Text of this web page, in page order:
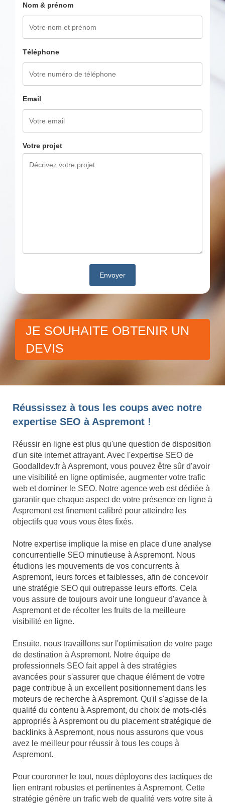
Nom & prénom
Téléphone
Email
Votre projet
JE SOUHAITE OBTENIR UN
DEVIS
Réussissez à tous les coups avec notre
expertise SEO à Aspremont !
Réussir en ligne est plus qu'une question de disposition
d'un site internet attrayant. Avec l'expertise SEO de
Goodalldev.fr à Aspremont, vous pouvez être sûr d'avoir
une visibilité en ligne optimisée, augmenter votre trafic
web et dominer le SEO. Notre agence web est dédiée à
garantir que chaque aspect de votre présence en ligne à
Aspremont est finement calibré pour atteindre les
objectifs que vous vous êtes fixés.
Notre expertise implique la mise en place d'une analyse
concurrentielle SEO minutieuse à Aspremont. Nous
étudions les mouvements de vos concurrents à
Aspremont, leurs forces et faiblesses, afin de concevoir
une stratégie SEO qui outrepasse leurs efforts. Cela
vous assure de toujours avoir une longueur d'avance à
Aspremont et de récolter les fruits de la meilleure
visibilité en ligne.
Ensuite, nous travaillons sur l'optimisation de votre page
de destination à Aspremont. Notre équipe de
professionnels SEO fait appel à des stratégies
avancées pour s'assurer que chaque élément de votre
page contribue à un excellent positionnement dans les
moteurs de recherche à Aspremont. Qu'il s'agisse de la
qualité du contenu à Aspremont, du choix de mots-clés
appropriés à Aspremont ou du placement stratégique de
backlinks à Aspremont, nous nous assurons que vous
avez le meilleur pour réussir à tous les coups à
Aspremont.
Pour couronner le tout, nous déployons des tactiques de
lien entrant robustes et pertinentes à Aspremont. Cette
stratégie génère un trafic web de qualité vers votre site à